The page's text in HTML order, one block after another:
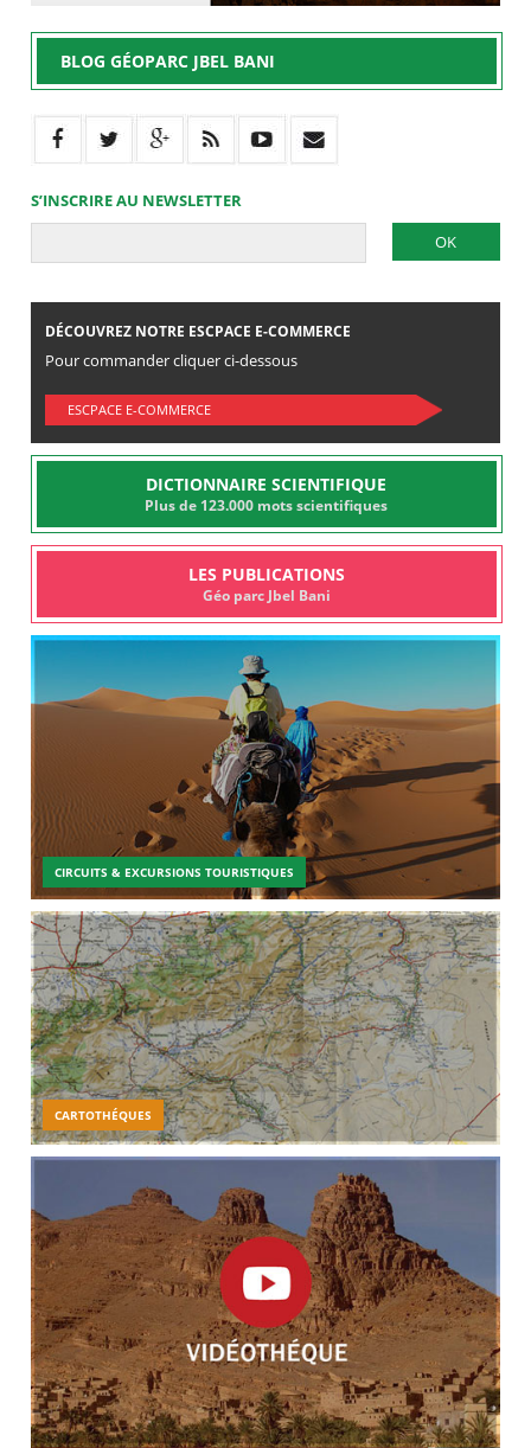
BLOG GÉOPARC JBEL BANI
S’INSCRIRE AU NEWSLETTER
DÉCOUVREZ NOTRE ESCPACE E-COMMERCE
Pour commander cliquer ci-dessous
ESCPACE E-COMMERCE
DICTIONNAIRE SCIENTIFIQUE
Plus de 123.000 mots scientifiques
LES PUBLICATIONS
Géo parc Jbel Bani
CIRCUITS & EXCURSIONS TOURISTIQUES
CARTOTHÉQUES